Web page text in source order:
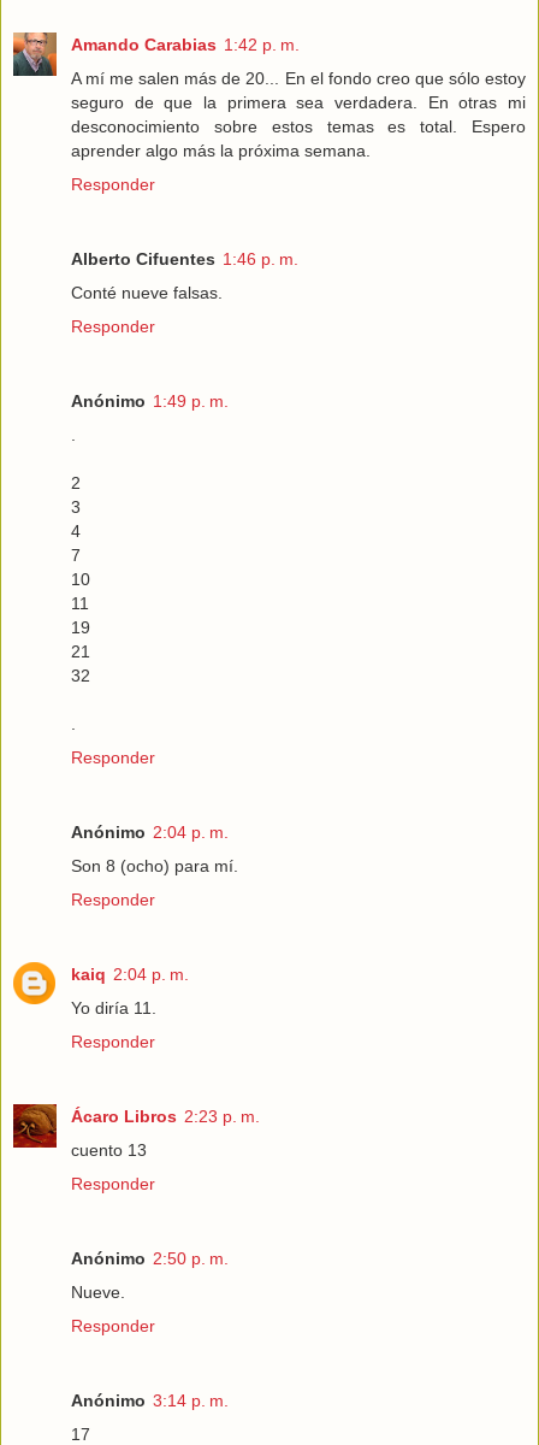
Amando Carabias 1:42 p. m.
A mí me salen más de 20... En el fondo creo que sólo estoy
seguro de que la primera sea verdadera. En otras mi
desconocimiento sobre estos temas es total. Espero
aprender algo más la próxima semana.
Responder
Alberto Cifuentes 1:46 p. m.
Conté nueve falsas.
Responder
Anónimo 1:49 p. m.
2
3
4
7
10
11
19
21
32
Responder
Anónimo 2:04 p. m.
Son 8 (ocho) para mí.
Responder
kaiq 2:04 p. m.
Yo diría 11.
Responder
Ácaro Libros 2:23 p. m.
cuento 13
Responder
Anónimo 2:50 p. m.
Nueve.
Responder
Anónimo 3:14 p. m.
17